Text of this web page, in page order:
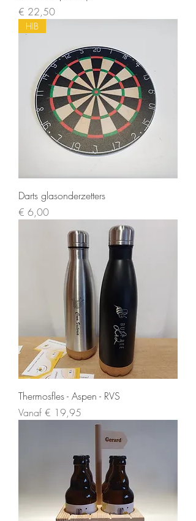
Prijs
€ 22,50
HIB
Darts glasonderzetters
Prijs
€ 6,00
Thermosfles - Aspen - RVS
Vanaf € 19,95
Verkoopprijs